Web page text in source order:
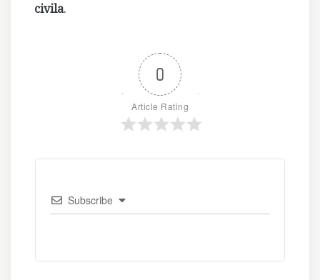
civila.
0
Article Rating
Subscribe